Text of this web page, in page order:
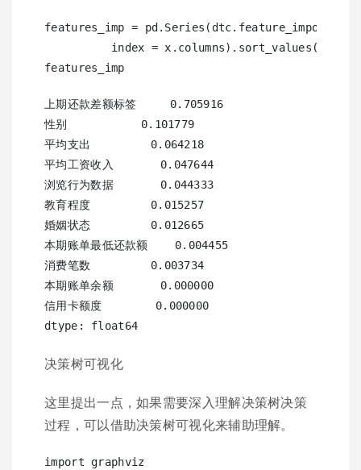
features_imp =
index =
上期还款差额标签     0.705916
性别           0.101779
平均支出         0.064218
平均工资收入       0.047644
浏览行为数据       0.044333
教育程度         0.015257
婚姻状态         0.012665
本期账单最低还款额    0.004455
消费笔数         0.003734
本期账单余额       0.000000
信用卡额度        0.000000
决策树可视化
这里提出一点，如果需要深入理解决策树决策
过程，可以借助决策树可视化来辅助理解。
import graphviz